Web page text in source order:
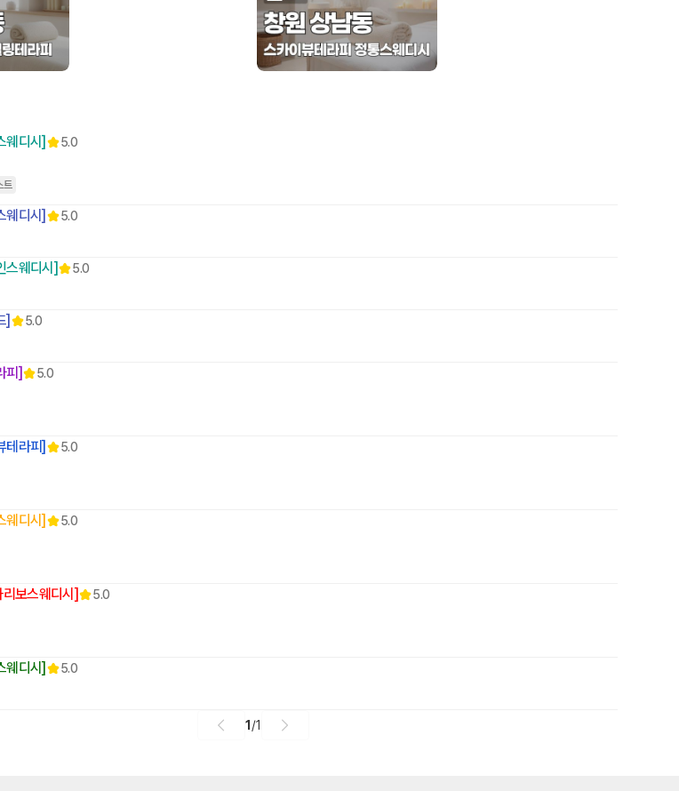
웨디시] 5.0
트
웨디시] 5.0
스웨디시]
5.0
]
5.0
피]
5.0
테라피] 5.0
웨디시] 5.0
보스웨디시] 5.0
웨디시] 5.0
1 /1